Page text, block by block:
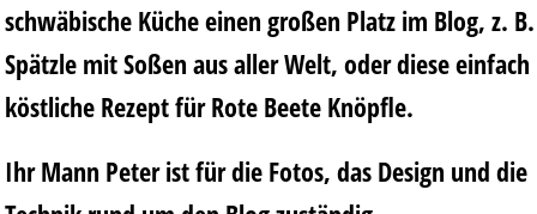
schwäbische Küche einen großen Platz im Blog, z. B.
Spätzle mit Soßen aus aller Welt, oder diese einfach
köstliche Rezept für Rote Beete Knöpfle.
Ihr Mann Peter ist für die Fotos, das Design und die